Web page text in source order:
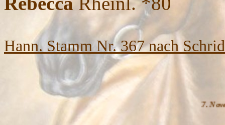
Hann. Stamm Nr. 367 nach
7. November 2009: Sansibar ist gekört! -